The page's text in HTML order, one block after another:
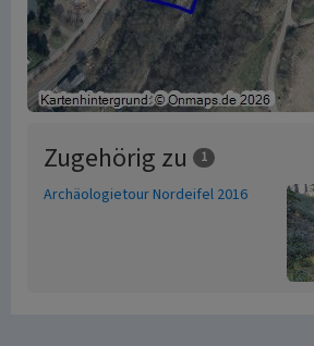
Zugehörig zu 1
Archäologietour Nordeifel 2016